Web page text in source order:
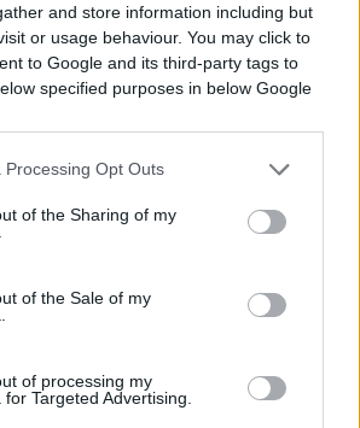
and store information including but
or usage behaviour. You may click to
to Google and its third-party tags to
specified purposes in below Google
Processing Opt Outs
of the Sharing of my
of the Sale of my
of processing my
Targeted Advertising.
Vai all'archivio delle vignette
tesi sul “patto”
Covid: ehi
per te
soliloquio di Giuseppi in